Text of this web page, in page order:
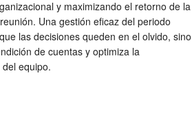
y maximizando el retorno de la
Una gestión eficaz del periodo
las decisiones queden en el olvido, sino
de cuentas y optimiza la
del equipo.